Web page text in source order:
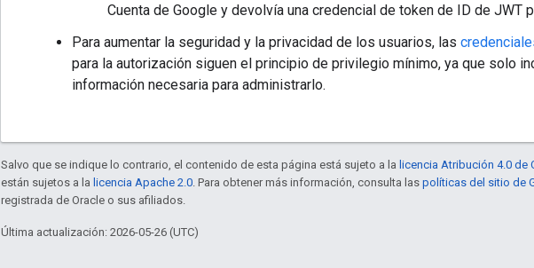
Cuenta de Google y devolvía una credencial de token de ID de JWT
Para aumentar la seguridad y la privacidad de los usuarios, las
para la autorización siguen el principio de privilegio mínimo, ya que solo
información necesaria para administrarlo.
Salvo que se indique lo contrario, el contenido de esta página está sujeto a la licencia Atribución 4.0 de
están sujetos a la licencia Apache 2.0 . Para obtener más información, consulta las políticas del sitio de
registrada de Oracle o sus afiliados.
Última actualización: 2026-05-26 (UTC)